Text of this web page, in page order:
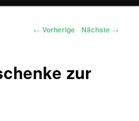
← Vorherige Nächste →
zur